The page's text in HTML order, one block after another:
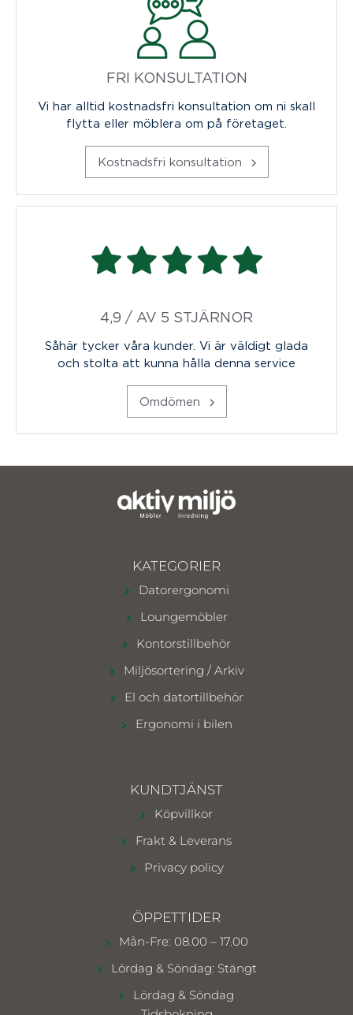
FRI KONSULTATION
Vi har alltid kostnadsfri konsultation om ni skall
flytta eller möblera om på företaget.
Kostnadsfri konsultation
4,9 / AV 5 STJÄRNOR
Såhär tycker våra kunder. Vi är väldigt glada
och stolta att kunna hålla denna service
Omdömen
KATEGORIER
Datorergonomi
Loungemöbler
Kontorstillbehör
Miljösortering / Arkiv
El och datortillbehör
Ergonomi i bilen
KUNDTJÄNST
Köpvillkor
Frakt & Leverans
Privacy policy
ÖPPETTIDER
Mån-Fre: 08.00 – 17.00
Lördag & Söndag: Stängt
Lördag & Söndag